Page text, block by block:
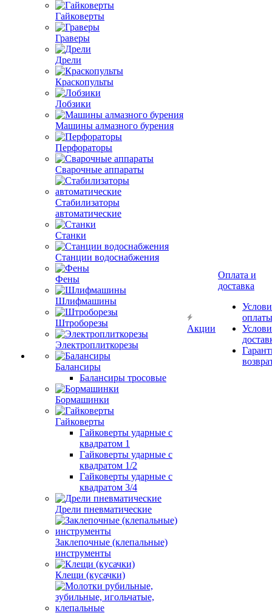
Гайковерты
Граверы
Дрели
Краскопульты
Лобзики
Машины алмазного бурения
Перфораторы
Сварочные аппараты
Стабилизаторы
автоматические
Станки
Станции водоснабжения
Фены
Шлифмашины
Штроборезы
Электроплиткорезы
Балансиры
Балансиры тросовые
Бормашинки
Гайковерты
Гайковерты ударные с
квадратом 1
Гайковерты ударные с
квадратом 1/2
Гайковерты ударные с
квадратом 3/4
Дрели пневматические
Заклепочные (клепальные)
инструменты
Клещи (кусачки)
Акции
Оплата и
доставка
оплаты